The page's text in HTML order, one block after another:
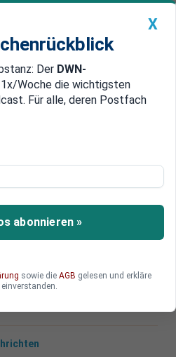
Geldanlage Premium
Magazin China
steigt Druck auf Banken
sperrt Boni für
verursachen oder zu
X
Der DWN-
Woche die wichtigsten
Für alle, deren Postfach
abonnieren »
sowie die AGB gelesen und erkläre